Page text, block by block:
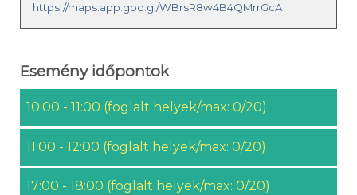
https://maps.app.goo.gl/WBrsR8w4B4QMrrGcA
Esemény időpontok
10:00 - 11:00 (foglalt helyek/max: 0/20)
11:00 - 12:00 (foglalt helyek/max: 0/20)
17:00 - 18:00 (foglalt helyek/max: 0/20)